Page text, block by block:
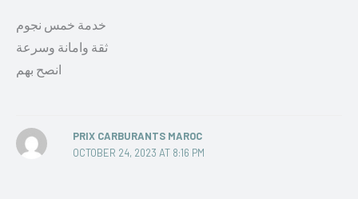
خدمة خمس نجوم
ثقة وامانة وسرعة
انصح بهم
PRIX CARBURANTS MAROC
OCTOBER 24, 2023 AT 8:16 PM